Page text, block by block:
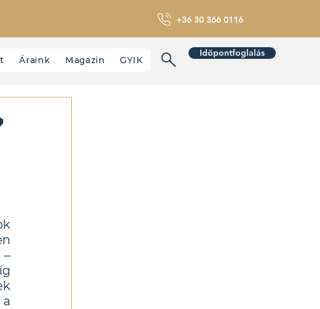
+36 30 366 0116
Áraink Magazin GYIK
Időpontfoglalás